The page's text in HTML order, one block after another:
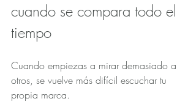
cuando se compara todo el
tiempo
Cuando empiezas a mirar demasiado a
otros, se vuelve más difícil escuchar tu
propia marca.